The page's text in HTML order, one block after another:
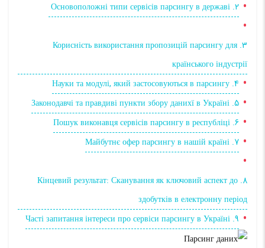
2. Основоположні типи сервісів парсингу в державі
3. Корисність використання пропозицій парсингу для
країнського індустрії
4. Науки та модулі, який застосовуються в парсингу
5. Законодавчі та правдиві пункти збору данихї в Україні
6. Пошук виконавця сервісів парсингу в республіці
7. Майбутнє офер парсингу в нашій країні
8. Кінцевий результат: Сканування як ключовий аспект до
здобутків в електронну період
9. Часті запитання інтереси про сервіси парсингу в Україні